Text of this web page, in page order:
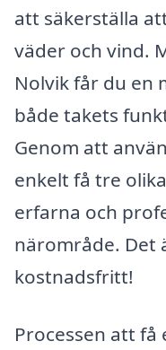
att säkerställa
väder och vind.
Nolvik får du en
både takets
Genom att
enkelt få tre
erfarna och
närområde. Det
kostnadsfritt!
Processen att